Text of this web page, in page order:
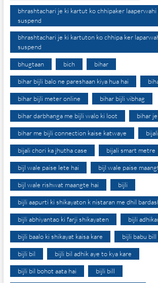
bhrashtachari je ki kartut ko chhipaker laaperwahi
suspend
bhrashtachari je ki kartuton ko chhipa ker
suspend
bhugtaan bich bihar
bihar bijli balo ne pareshaan kiya hua hai
bihar bijli meter online bihar bijli vibhag
bihar darbhanga me bijli walo ki loot bihar
bihar me bijli connection kaise katwaye bijali
bijali chori ka jhutha case bijali smart metre
bijl wale paise lete hai bijl wale paise
bijl wale rishwat maangte hai bijli
bijli aapurti ki shikayaton k nistaran me dhil
bijli abhiyantao ki farji shikayaten bijli
bijli baalo ki shikayat kaisa kare bijli babu
bijli bil bijli bil adhik aye to kya kare
bijli bil bohot aata hai bijli bill